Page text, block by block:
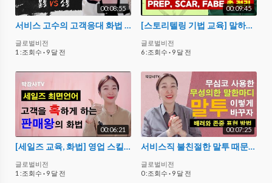
00:08:55
서비스 고수의 고객응대 화법 (불통 VS 소통)
글로벌비전
1 :조회수 · 9 달 전
00:09:45
[스토리텔링 기법 교육] 말하기 고수의 설득 잘 하는 방법
글로벌비전
6 :조회수 · 9 달 전
00:06:21
[세일즈 교육, 화법] 영업 스킬 판매왕의 최면언어
글로벌비전
1 :조회수 · 9 달 전
00:07:25
서비스직 불친절한 말투 때문에 고민이라면? 친절한 직원의 말
글로벌비전
0 :조회수 · 9 달 전